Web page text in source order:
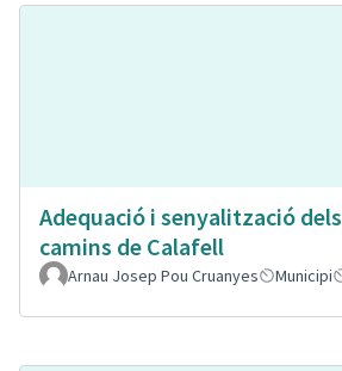
Adequació i senyalització dels
camins de Calafell
Arnau Josep Pou Cruanyes Municipi